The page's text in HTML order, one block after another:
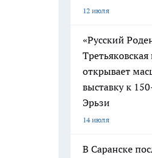
12 июля
«Русский
Третьяковская
открывает
выставку к
Эрьзи
14 июля
В Саранске